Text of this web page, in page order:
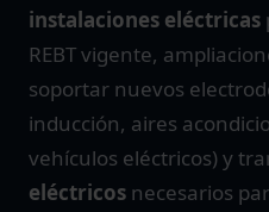
instalaciones eléctricas
REBT vigente,
soportar nuevos
inducción, aires
vehículos eléctricos) y
eléctricos necesarios